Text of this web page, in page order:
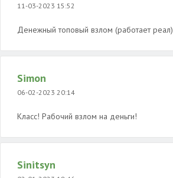
11-03-2023 15:52
Денежный топовый взлом (работает реал)
Simon
06-02-2023 20:14
Класс! Рабочий взлом на деньги!
Sinitsyn